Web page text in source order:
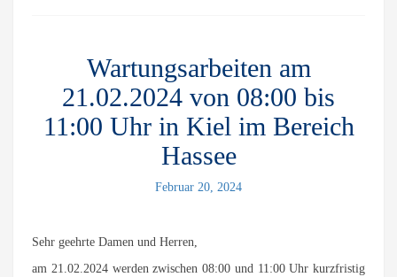
Wartungsarbeiten am
21.02.2024 von 08:00 bis
11:00 Uhr in Kiel im Bereich
Hassee
Februar 20, 2024
Sehr geehrte Damen und Herren,
am 21.02.2024 werden zwischen 08:00 und 11:00 Uhr kurzfristig